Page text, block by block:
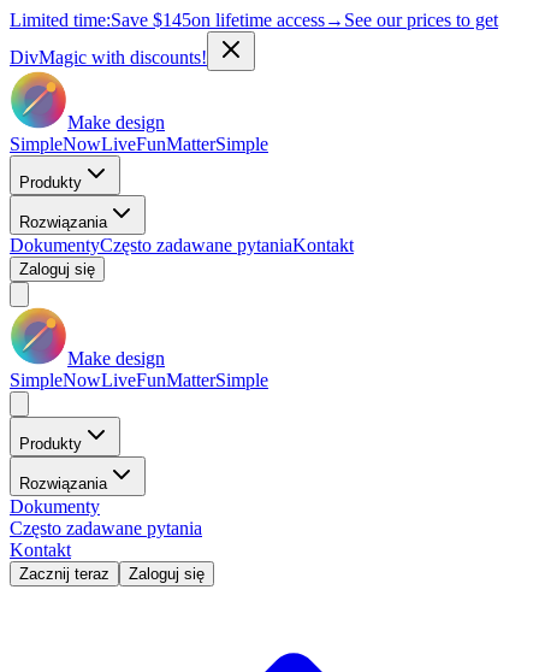
Limited time:Save $145on lifetime access→ See our prices to get
DivMagic with discounts!
Make design
SimpleNowLiveFunMatterSimple
Produkty
Rozwiązania
DokumentyCzęsto zadawane pytaniaKontakt
Zaloguj się
Make design
SimpleNowLiveFunMatterSimple
Produkty
Rozwiązania
Dokumenty
Często zadawane pytania
Kontakt
Zacznij teraz Zaloguj się